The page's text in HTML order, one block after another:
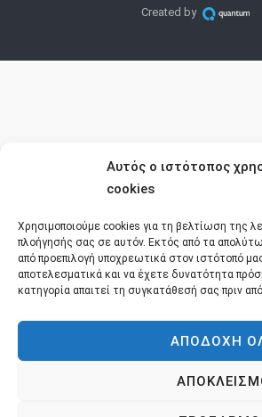
Αυτός ο ιστότοπος
cookies
Χρησιμοποιούμε cookies για τη βελτίωση της
πλοήγησής σας σε αυτόν. Εκτός από τα
από προεπιλογή υποχρεωτικά στον ιστότοπό
αποτελεσματικά και να έχετε δυνατότητα
κατηγορία απαιτεί τη συγκατάθεσή σας πριν
ΑΠΟΔΟΧΗ
Created by